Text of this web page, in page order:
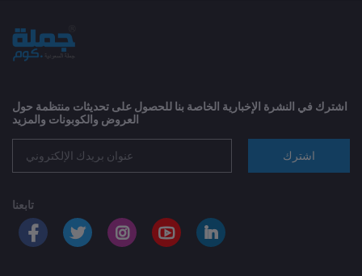
اشترك في النشرة الإخبارية الخاصة بنا للحصول على تحديثات منتظمة حول
العروض والكوبونات والمزيد
اشترك
تابعنا